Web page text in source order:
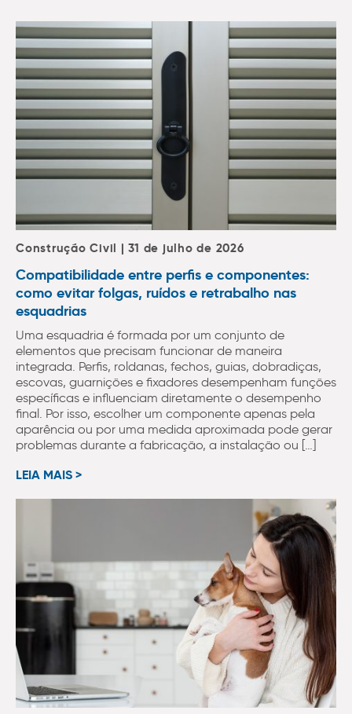
Construção Civil | 31 de julho de 2026
Compatibilidade entre perfis e componentes:
como evitar folgas, ruídos e retrabalho nas
esquadrias
Uma esquadria é formada por um conjunto de
elementos que precisam funcionar de maneira
integrada. Perfis, roldanas, fechos, guias, dobradiças,
escovas, guarnições e fixadores desempenham funções
específicas e influenciam diretamente o desempenho
final. Por isso, escolher um componente apenas pela
aparência ou por uma medida aproximada pode gerar
problemas durante a fabricação, a instalação ou […]
LEIA MAIS >